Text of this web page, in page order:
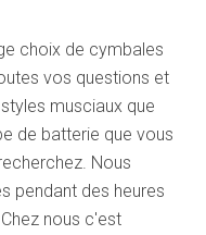
choix de cymbales
vos questions et
musciaux que
de batterie que vous
Nous
pendant des heures
nous c'est